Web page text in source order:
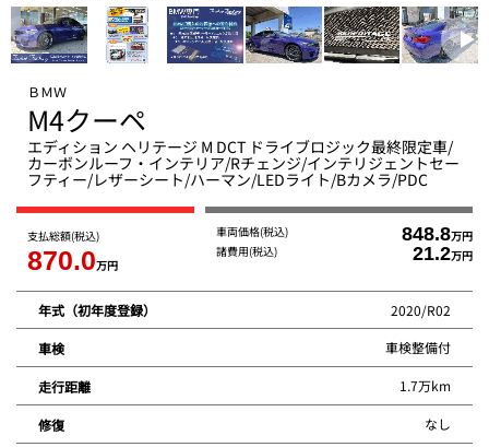
ＢＭＷ
M4クーペ
エディション ヘリテージ M DCT ドライブロジック最終限定車/
カーボンルーフ・インテリア/Rチェンジ/インテリジェントセー
フティー/レザーシート/ハーマン/LEDライト/Bカメラ/PDC
支払総額(税込)
870.0万円
車両価格(税込) 848.8万円
諸費用(税込) 21.2万円
年式（初年度登録） 2020/R02
車検 車検整備付
走行距離 1.7万km
修復 なし